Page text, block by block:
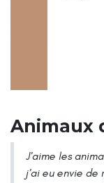
Animaux
J’aime les
j’ai eu envie de